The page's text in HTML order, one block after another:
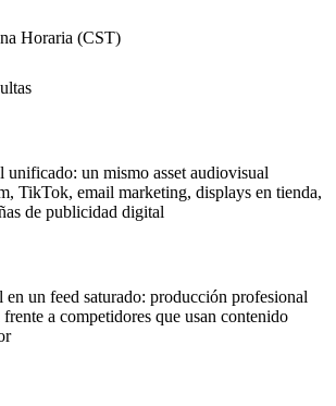
Horaria (CST)
unificado: un mismo asset audiovisual
TikTok, email marketing, displays en tienda,
de publicidad digital
un feed saturado: producción profesional
frente a competidores que usan contenido